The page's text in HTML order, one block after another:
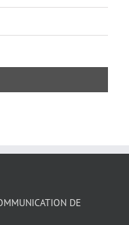
DE